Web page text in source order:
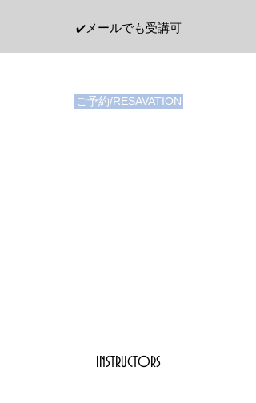
✔️​メールでも受講可
ご予約/RESAVATION
INSTRUCTORS